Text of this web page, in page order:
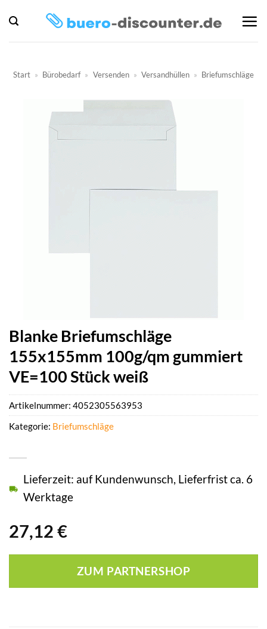
Inhalt
springen
Start » Bürobedarf » Versenden » Versandhüllen » Briefumschläge
Blanke Briefumschläge
155x155mm 100g/qm gummiert
VE=100 Stück weiß
27,12 €
Lieferzeit: auf Kundenwunsch, Lieferfrist ca. 6
Werktage
ZUM PARTNERSHOP
Artikelnummer: 4052305563953
Kategorie: Briefumschläge